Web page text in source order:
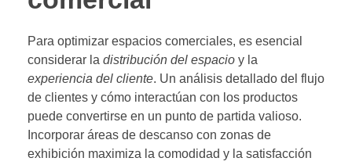
Para optimizar espacios comerciales, es esencial
considerar la distribución del espacio y la
experiencia del cliente. Un análisis detallado del flujo
de clientes y cómo interactúan con los productos
puede convertirse en un punto de partida valioso.
Incorporar áreas de descanso con zonas de
exhibición maximiza la comodidad y la satisfacción